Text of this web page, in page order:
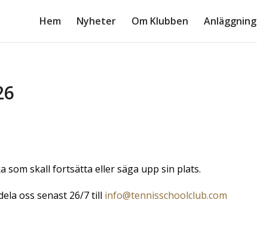
Hem Nyheter Om Klubben Anläggning
som skall fortsätta eller säga upp sin plats.
oss senast 26/7 till info@tennisschoolclub.com